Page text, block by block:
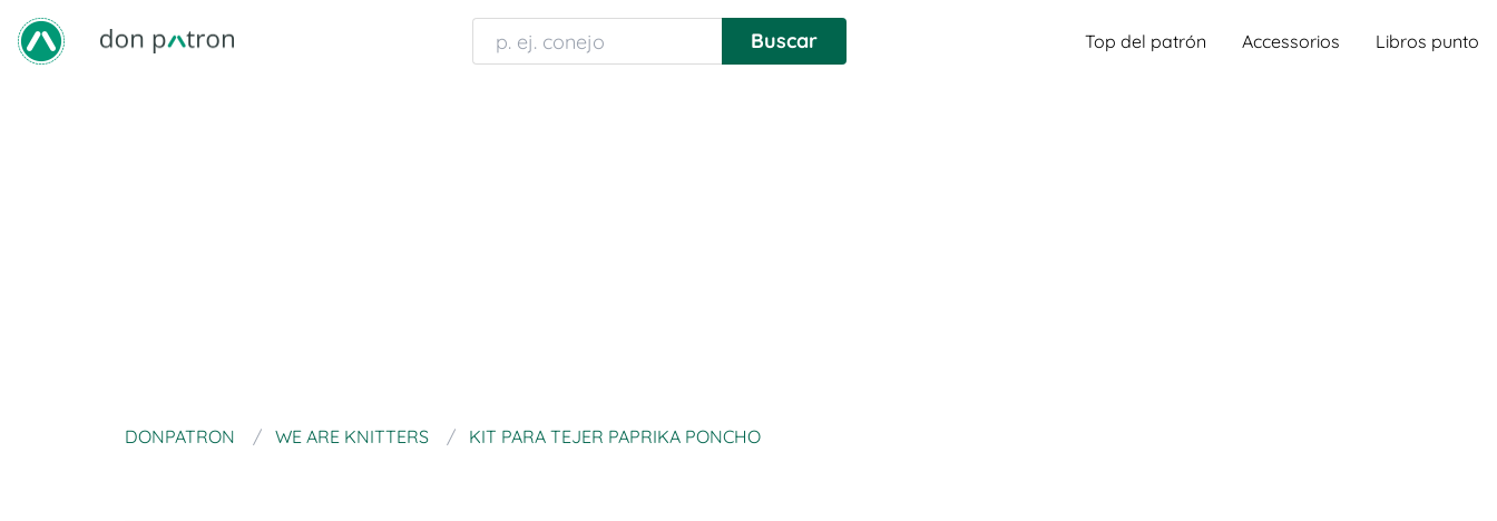
Top del patrón Accessorios Libros punto
DONPATRON WE ARE KNITTERS KIT PARA TEJER PAPRIKA PONCHO